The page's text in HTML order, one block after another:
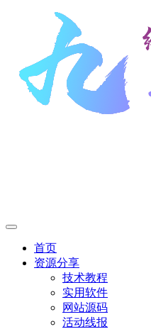
首页
资源分享
技术教程
实用软件
网站源码
活动线报